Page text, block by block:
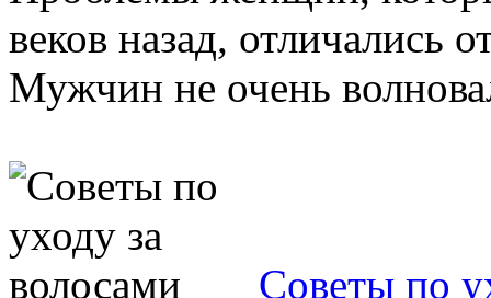
веков назад, отличались
Мужчин не очень
Советы по